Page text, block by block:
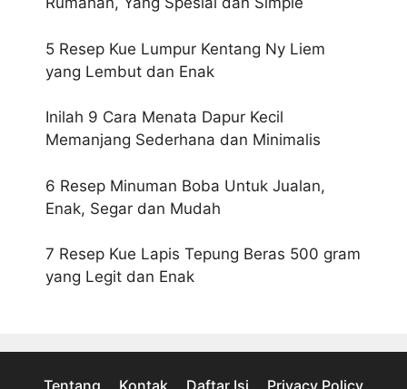
5 Resep Kue Lumpur Kentang Ny Liem
yang Lembut dan Enak
Inilah 9 Cara Menata Dapur Kecil
Memanjang Sederhana dan Minimalis
6 Resep Minuman Boba Untuk Jualan,
Enak, Segar dan Mudah
7 Resep Kue Lapis Tepung Beras 500 gram
yang Legit dan Enak